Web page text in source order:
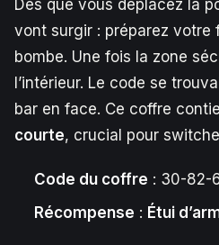
Dès que vous déplacez la
vont surgir : préparez votre
bombe. Une fois la zone
l’intérieur. Le code se
bar en face. Ce coffre
courte, crucial pour
Code du coffre : 30-82-
Récompense : Étui